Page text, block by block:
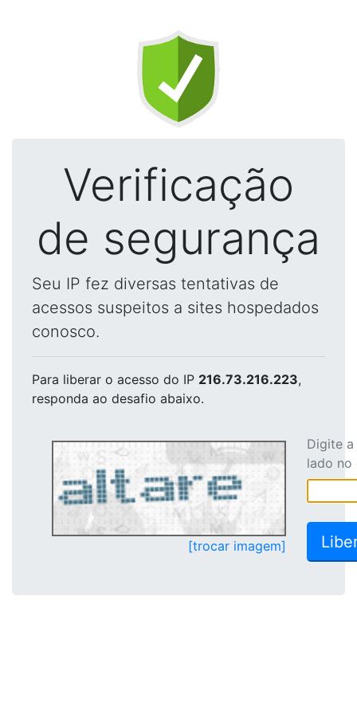
Verificação
de segurança
Seu IP fez diversas tentativas de
acessos suspeitos a sites hospedados
conosco.
Para liberar o acesso do IP 216.73.216.223,
responda ao desafio abaixo.
[trocar imagem]
Digite
lado no